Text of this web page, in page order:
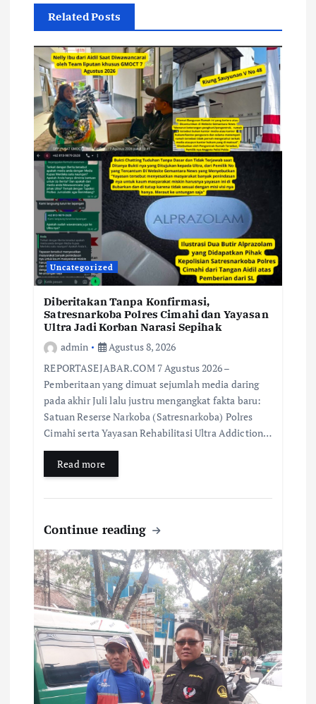
Related Posts
Uncategorized
Diberitakan Tanpa Konfirmasi,
Satresnarkoba Polres Cimahi dan Yayasan
Ultra Jadi Korban Narasi Sepihak
admin
Agustus 8, 2026
REPORTASEJABAR.COM 7 Agustus 2026 –
Pemberitaan yang dimuat sejumlah media daring
pada akhir Juli lalu justru mengangkat fakta baru:
Satuan Reserse Narkoba (Satresnarkoba) Polres
Cimahi serta Yayasan Rehabilitasi Ultra Addiction…
Read more
Continue reading